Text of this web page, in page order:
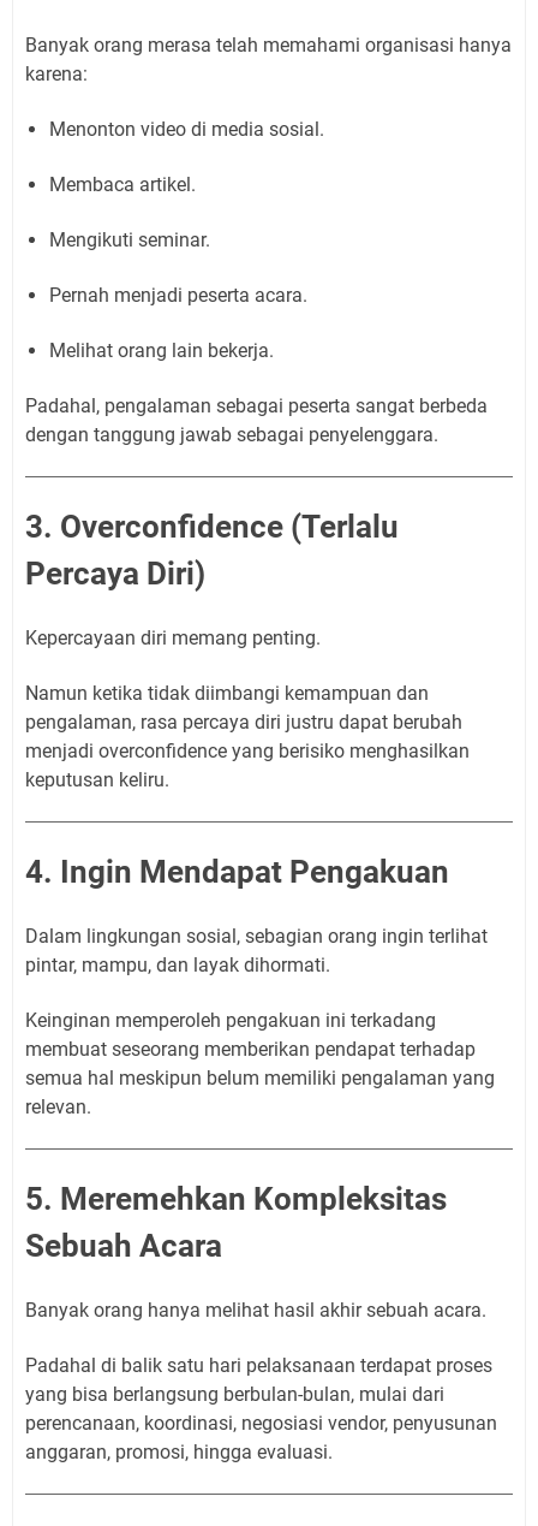
Banyak orang merasa telah memahami organisasi hanya
karena:
Menonton video di media sosial.
Membaca artikel.
Mengikuti seminar.
Pernah menjadi peserta acara.
Melihat orang lain bekerja.
Padahal, pengalaman sebagai peserta sangat berbeda
dengan tanggung jawab sebagai penyelenggara.
3. Overconfidence (Terlalu
Percaya Diri)
Kepercayaan diri memang penting.
Namun ketika tidak diimbangi kemampuan dan
pengalaman, rasa percaya diri justru dapat berubah
menjadi overconfidence yang berisiko menghasilkan
keputusan keliru.
4. Ingin Mendapat Pengakuan
Dalam lingkungan sosial, sebagian orang ingin terlihat
pintar, mampu, dan layak dihormati.
Keinginan memperoleh pengakuan ini terkadang
membuat seseorang memberikan pendapat terhadap
semua hal meskipun belum memiliki pengalaman yang
relevan.
5. Meremehkan Kompleksitas
Sebuah Acara
Banyak orang hanya melihat hasil akhir sebuah acara.
Padahal di balik satu hari pelaksanaan terdapat proses
yang bisa berlangsung berbulan-bulan, mulai dari
perencanaan, koordinasi, negosiasi vendor, penyusunan
anggaran, promosi, hingga evaluasi.